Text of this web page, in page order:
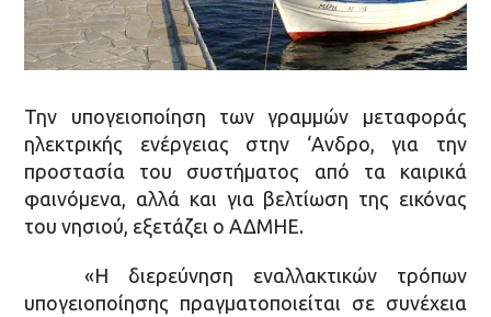
Την υπογειοποίηση των γραμμών μεταφοράς
ηλεκτρικής ενέργειας στην ‘Ανδρο, για την
προστασία του συστήματος από τα καιρικά
φαινόμενα, αλλά και για βελτίωση της εικόνας
του νησιού, εξετάζει ο ΑΔΜΗΕ.
«Η διερεύνηση εναλλακτικών τρόπων
υπογειοποίησης πραγματοποιείται σε συνέχεια